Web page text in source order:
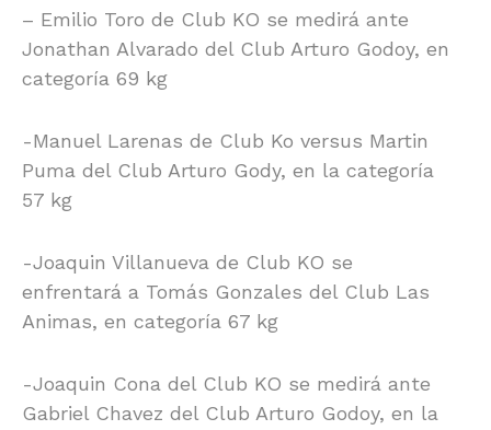
– Emilio Toro de Club KO se medirá ante
Jonathan Alvarado del Club Arturo Godoy, en
categoría 69 kg
-Manuel Larenas de Club Ko versus Martin
Puma del Club Arturo Gody, en la categoría
57 kg
-Joaquin Villanueva de Club KO se
enfrentará a Tomás Gonzales del Club Las
Animas, en categoría 67 kg
-Joaquin Cona del Club KO se medirá ante
Gabriel Chavez del Club Arturo Godoy, en la